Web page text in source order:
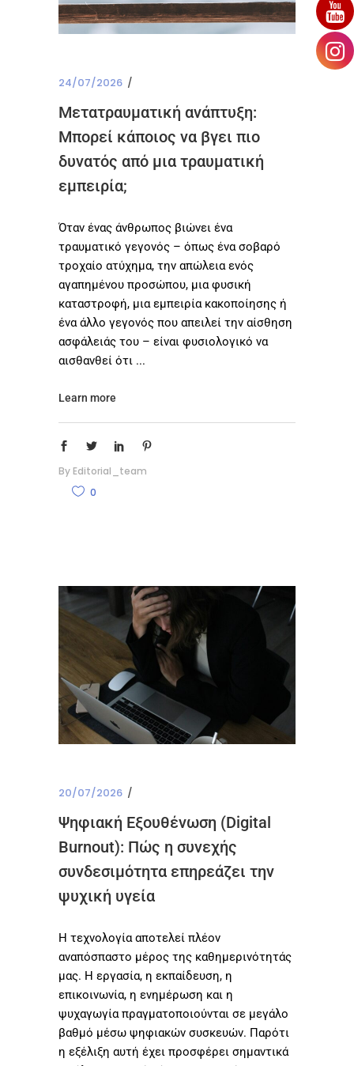
24/07/2026
Μετατραυματική ανάπτυξη:
Μπορεί κάποιος να βγει πιο
δυνατός από μια τραυματική
εμπειρία;
Όταν ένας άνθρωπος βιώνει ένα
τραυματικό γεγονός – όπως ένα σοβαρό
τροχαίο ατύχημα, την απώλεια ενός
αγαπημένου προσώπου, μια φυσική
καταστροφή, μια εμπειρία κακοποίησης ή
ένα άλλο γεγονός που απειλεί την αίσθηση
ασφάλειάς του – είναι φυσιολογικό να
αισθανθεί ότι
Learn more
By Editorial_team
0
20/07/2026
Ψηφιακή Εξουθένωση (Digital
Burnout): Πώς η συνεχής
συνδεσιμότητα επηρεάζει την
ψυχική υγεία
Η τεχνολογία αποτελεί πλέον
αναπόσπαστο μέρος της καθημερινότητάς
μας. Η εργασία, η εκπαίδευση, η
επικοινωνία, η ενημέρωση και η
ψυχαγωγία πραγματοποιούνται σε μεγάλο
βαθμό μέσω ψηφιακών συσκευών. Παρότι
η εξέλιξη αυτή έχει προσφέρει σημαντικά